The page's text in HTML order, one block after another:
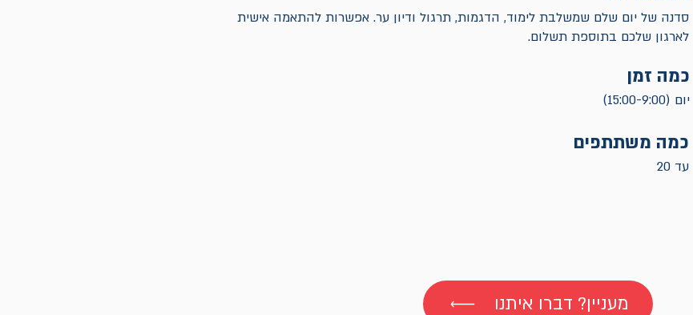
סדנה של יום שלם שמשלבת לימוד, הדגמות, תרגול ודיון ער. אפשרות להתאמה אישית
לארגון שלכם בתוספת תשלום.
כמה זמן
יום (15:00-9:00)
כמה משתתפים
עד 20
מעניין? דברו איתנו